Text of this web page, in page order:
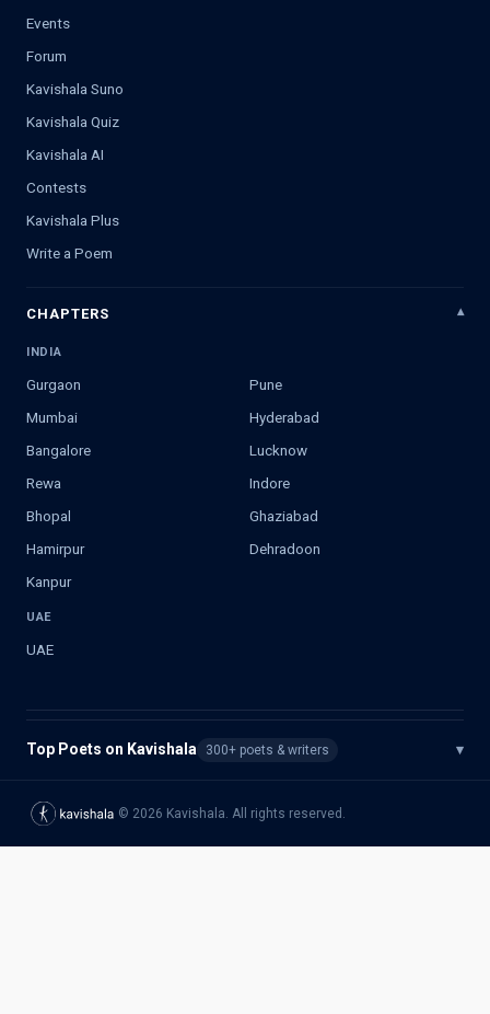
Events
Forum
Kavishala Suno
Kavishala Quiz
Kavishala AI
Contests
Kavishala Plus
Write a Poem
CHAPTERS
INDIA
Gurgaon
Pune
Mumbai
Hyderabad
Bangalore
Lucknow
Rewa
Indore
Bhopal
Ghaziabad
Hamirpur
Dehradoon
Kanpur
UAE
UAE
Top Poets on Kavishala 300+ poets & writers ▾
© 2026 Kavishala. All rights reserved.